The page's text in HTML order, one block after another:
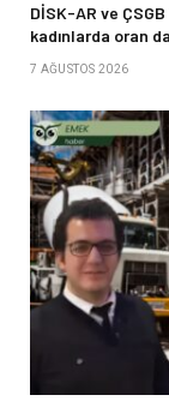
DİSK-AR ve
kadınlarda oran
7 AĞUSTOS 2026